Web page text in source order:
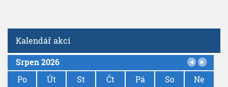
Kalendář akcí
P
Srpen 2026
Po
Út St Čt Pá So
Ne